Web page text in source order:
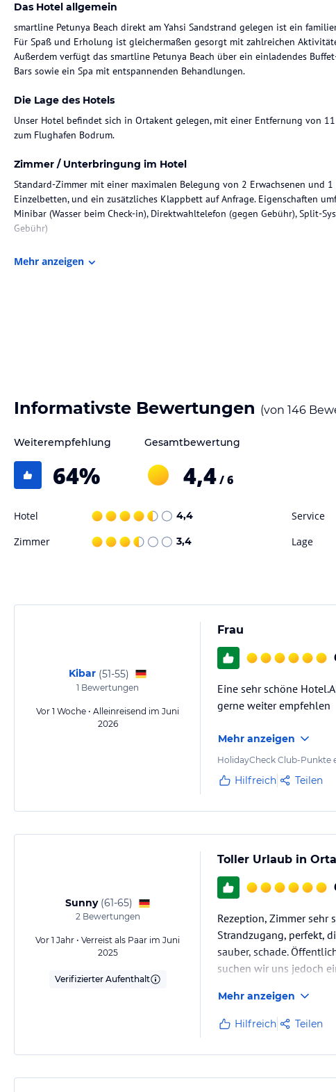
Das Hotel allgemein
smartline Petunya Beach direkt am Yahsi Sandstrand gelegen ist ein
Für Spaß und Erholung ist gleichermaßen gesorgt mit zahlreichen
Außerdem verfügt das smartline Petunya Beach über ein einladendes
Bars sowie ein Spa mit entspannenden Behandlungen.
Die Lage des Hotels
Unser Hotel befindet sich in Ortakent gelegen, mit einer Entfernung von
zum Flughafen Bodrum.
Zimmer / Unterbringung im Hotel
Standard-Zimmer mit einer maximalen Belegung von 2 Erwachsenen und
Einzelbetten, und ein zusätzliches Klappbett auf Anfrage. Eigenschaften
Minibar (Wasser beim Check-in), Direktwahltelefon (gegen Gebühr), Split-
Gebühr)
Gastronomie im Hotel
Sonstige Einrichtungen und Services
Petunya Beach Resort dient mit all inclusive-Konzept von 10.00 bis 23.00
Gewähr und ohne Prüfung durch HolidayCheck. Bitte lies vor der
jeweiligen Veranstalters.
Mehr anzeigen
Informativste Bewertungen (von 146
Weiterempfehlung
64%
Gesamtbewertung
4,4/ 6
Hotel 4,4 Service
Zimmer 3,4 Lage
Kibar (51-55)
1 Bewertungen
Vor 1 Woche • Alleinreisend im Juni
2026
Frau
Eine sehr schöne
gerne weiter empfehlen
Mehr anzeigen
HolidayCheck Club-Punkte
Hilfreich Teilen
Sunny (61-65)
2Bewertungen
Vor 1 Jahr • Verreist als Paar im Juni
2025
Verifizierter Aufenthalt
Toller Urlaub in
Rezeption, Zimmer sehr
Strandzugang, perfekt,
sauber, schade.
suchen wir uns jedoch
Mehr anzeigen
Hilfreich Teilen